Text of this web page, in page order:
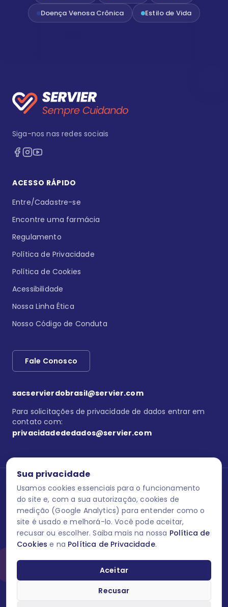
Sua privacidade
Usamos cookies essenciais para o funcionamento
do site e, com a sua autorização, cookies de
medição (Google Analytics) para entender como o
site é usado e melhorá-lo. Você pode aceitar,
recusar ou escolher. Saiba mais na nossa Política de
Cookies e na Política de Privacidade.
Aceitar
Recusar
Doença Venosa Crônica
Estilo de Vida
Siga-nos nas redes sociais
ACESSO RÁPIDO
Entre/Cadastre-se
Encontre uma farmácia
Regulamento
Política de Privacidade
Política de Cookies
Acessibilidade
Nossa Linha Ética
Nosso Código de Conduta
Fale Conosco
sacservierdobrasil@servier.com
Para solicitações de privacidade de dados entrar em
contato com:
privacidadededados@servier.com
Se estiver no programa semprecuidando, comunique aquiuma
reação adversa com os produtos Servier. Este site contém
informações para o público leigo e para os profissionais de saúde
do Brasil habilitados a prescrever medicamentos. M-AS ONE-BR-
202606-00013 / Agosto 2026.
O laboratório Servier do Brasil respeita os seus dados! Caso deseje
dados pessoais você pode fazê-lo a qualquer momento entrando
em contato através do site www.semprecuidando.com.br na opção
fale conosco.